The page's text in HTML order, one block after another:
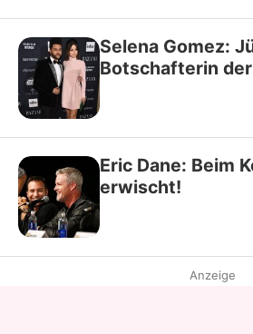
Selena Gomez:
Botschafterin
Eric Dane: Beim
erwischt!
Anzeige